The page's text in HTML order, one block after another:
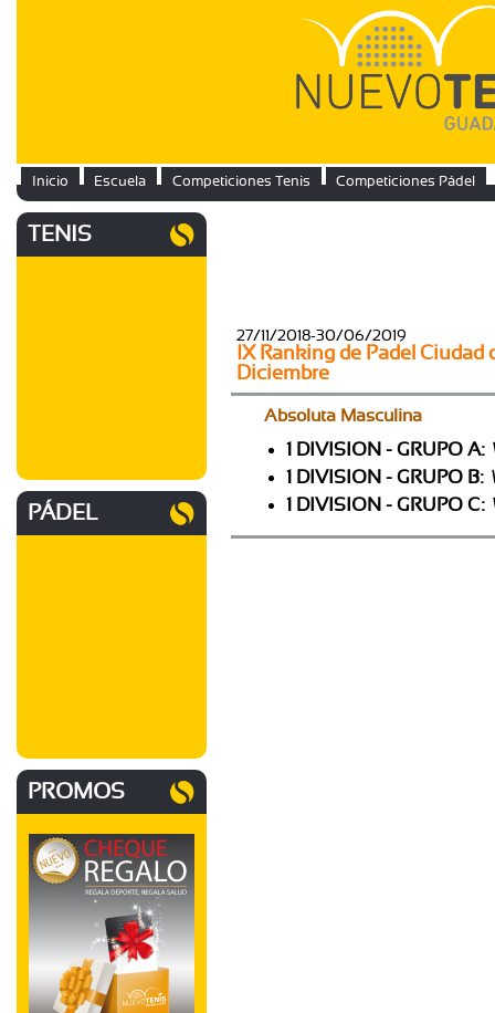
Inicio Escuela Competiciones Tenis Competiciones Pádel
TENIS
PÁDEL
PROMOS
27/11/2018-30/06/2019
IX Ranking de Padel Ciudad
Diciembre
Absoluta Masculina
1 DIVISION - GRUPO A:
1 DIVISION - GRUPO B:
1 DIVISION - GRUPO C: